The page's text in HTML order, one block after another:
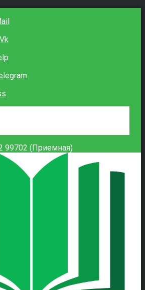
99702 (Приемная)